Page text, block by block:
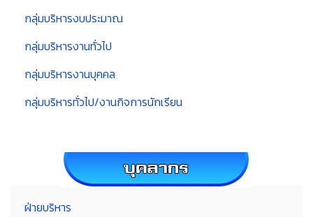
กลุ่มบริหารงบประมาณ
กลุ่มบริหารงานทั่วไป
กลุ่มบริหารงานบุคคล
กลุ่มบริหารทั่วไป/งานกิจการนักเรียน
ฝ่ายบริหาร